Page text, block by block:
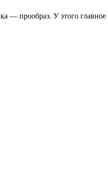
— прообраз. У этого